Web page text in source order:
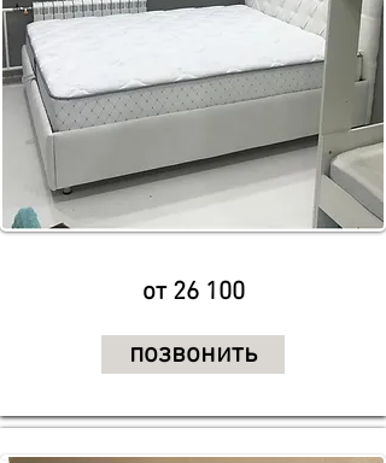
от 26 100
позвонить